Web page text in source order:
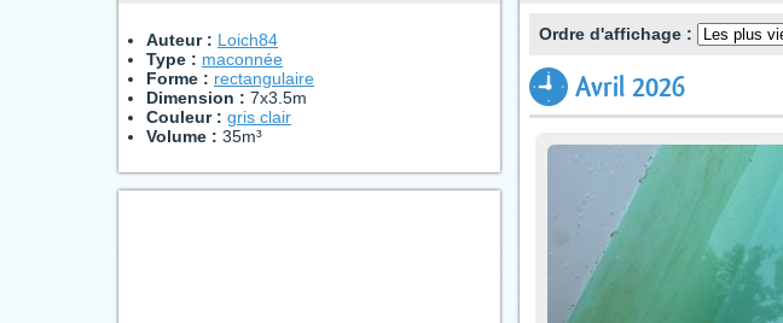
Auteur : Loich84
Type : maconnée
Forme : rectangulaire
Dimension : 7x3.5m
Couleur : gris clair
Volume : 35m³
Ordre d'affichage :
Avril 2026